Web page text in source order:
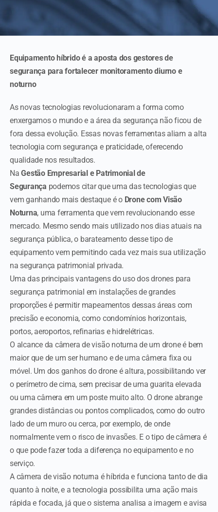
Equipamento híbrido é a aposta dos gestores de
segurança para fortalecer monitoramento diurno e
noturno
As novas tecnologias revolucionaram a forma como
enxergamos o mundo e a área da segurança não ficou de
fora dessa evolução. Essas novas ferramentas aliam a alta
tecnologia com segurança e praticidade, oferecendo
qualidade nos resultados.
NaGestão Empresarial e Patrimonial de
Segurança podemos citar que uma das tecnologias que
vem ganhando mais destaque é o Drone com Visão
Noturna, uma ferramenta que vem revolucionando esse
mercado. Mesmo sendo mais utilizado nos dias atuais na
segurança pública, o barateamento desse tipo de
equipamento vem permitindo cada vez mais sua utilização
na segurança patrimonial privada.
Uma das principais vantagens do uso dos drones para
segurança patrimonial em instalações de grandes
proporções é permitir mapeamentos dessas áreas com
precisão e economia, como condomínios horizontais,
portos, aeroportos, refinarias e hidrelétricas.
O alcance da câmera de visão noturna de um drone é bem
maior que de um ser humano e de uma câmera fixa ou
móvel. Um dos ganhos do drone é altura, possibilitando ver
o perímetro de cima, sem precisar de uma guarita elevada
ou uma câmera em um poste muito alto. O drone abrange
grandes distâncias ou pontos complicados, como do outro
lado de um muro ou cerca, por exemplo, de onde
normalmente vem o risco de invasões. E o tipo de câmera é
o que pode fazer toda a diferença no equipamento e no
serviço.
A câmera de visão noturna é híbrida e funciona tanto de dia
quanto à noite, e a tecnologia possibilita uma ação mais
rápida e focada, já que o sistema analisa a imagem e avisa